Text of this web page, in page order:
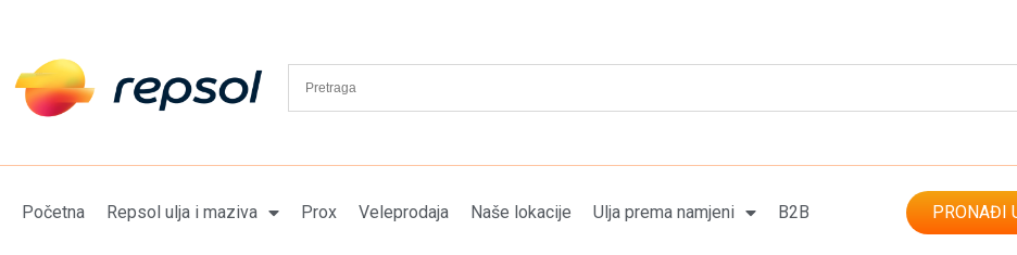
Početna Repsol ulja i maziva Prox Veleprodaja Naše lokacije Ulja prema namjeni B2B PRONAĐI